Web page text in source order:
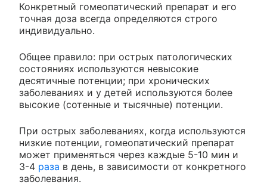
Конкретный гомеопатический препарат и его
точная доза всегда определяются строго
индивидуально.
Общее правило: при острых патологических
состояниях используются невысокие
десятичные потенции; при хронических
заболеваниях и у детей используются более
высокие (сотенные и тысячные) потенции.
При острых заболеваниях, когда используются
низкие потенции, гомеопатический препарат
может применяться через каждые 5-10 мин и
3-4 раза в день, в зависимости от конкретного
заболевания.